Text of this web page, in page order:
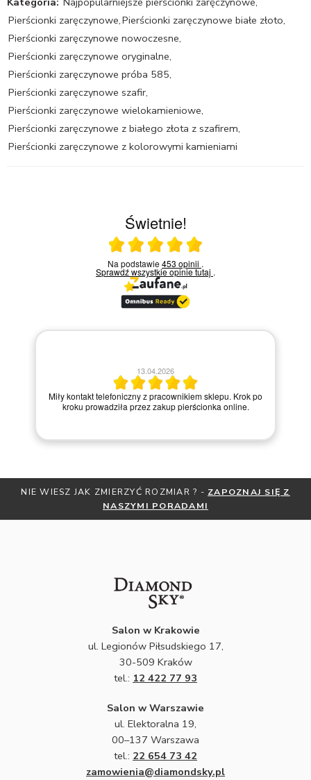
Pierścionki zaręczynowe,Pierścionki zaręczynowe białe złoto,
Pierścionki zaręczynowe nowoczesne,
Pierścionki zaręczynowe oryginalne,
Pierścionki zaręczynowe próba 585,
Pierścionki zaręczynowe szafir,
Pierścionki zaręczynowe wielokamieniowe,
Pierścionki zaręczynowe z białego złota z szafirem,
Pierścionki zaręczynowe z kolorowymi kamieniami
Świetnie!
Ocena średnia 5 na 5
Na podstawie453 opinii .
Sprawdź wszystkie opinietutaj .
13.04.2026
Miły kontakt telefoniczny z pracownikiem sklepu. Krok po
kroku prowadziła przez zakup pierścionka online.
NIE WIESZ JAK ZMIERZYĆ ROZMIAR ? - ZAPOZNAJ SIĘ Z
NASZYMI PORADAMI
Salon w Krakowie
ul. Legionów Piłsudskiego 17,
30-509 Kraków
tel.: 12 422 77 93
Salon w Warszawie
ul. Elektoralna 19,
00–137 Warszawa
tel.: 22 654 73 42
zamowienia@diamondsky.pl